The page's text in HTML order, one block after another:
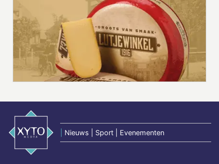
Nieuws | Sport | Evenementen